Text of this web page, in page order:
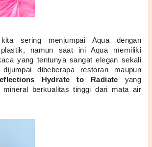
sering menjumpai Aqua dengan
namun saat ini Aqua memiliki
yang tentunya sangat elegan sekali
dibeberapa restoran maupun
Hydrate to Radiate yang
mineral berkualitas tinggi dari mata air